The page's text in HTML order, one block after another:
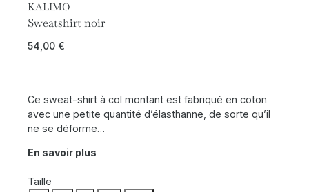
KALIMO
Sweatshirt noir
54,00 €
Ce sweat-shirt à col montant est fabriqué en coton
avec une petite quantité d’élasthanne, de sorte qu’il
ne se déforme…
En savoir plus
Taille